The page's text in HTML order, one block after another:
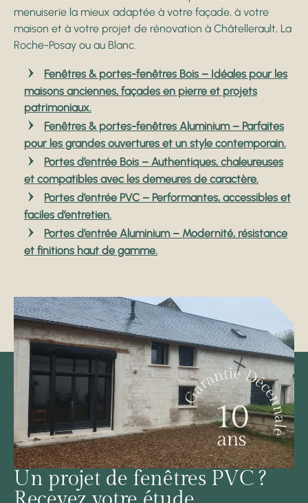
menuiserie la mieux adaptée à votre façade, à votre
maison et à votre projet de rénovation à Châtellerault, La
Roche-Posay ou au Blanc.
Fenêtres & portes-fenêtres Bois – Idéales pour les
maisons anciennes, façades en pierre et projets
patrimoniaux.
Fenêtres & portes-fenêtres Aluminium– Parfaites
pour les grandes ouvertures et un style contemporain.
Portes d’entrée Bois – Authentiques, chaleureuses
et compatibles avec les demeures de caractère.
Portes d’entrée PVC – Performantes, accessibles et
faciles d’entretien.
Portes d’entrée Aluminium– Modernité, résistance
et finitions haut de gamme.
Un projet de fenêtres PVC ?